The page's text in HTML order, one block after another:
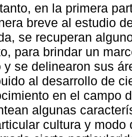
en la primera
breve al estudio
se recuperan
para brindar un
y se delinearon sus
al desarrollo de
en el campo
algunas
cultura y